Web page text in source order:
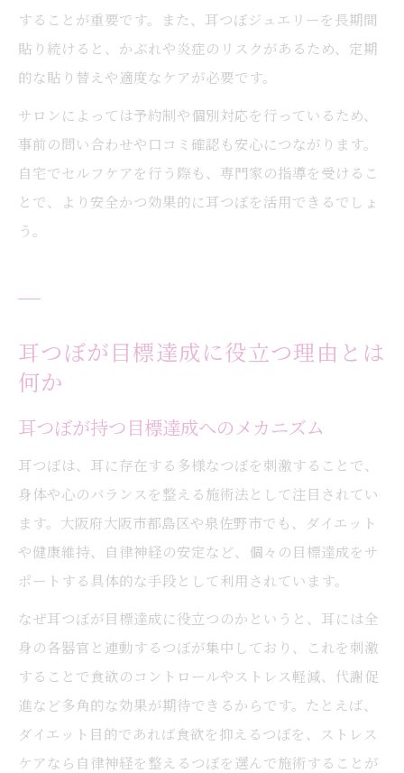
することが重要です。また、耳つぼジュエリーを長期間
貼り続けると、かぶれや炎症のリスクがあるため、定期
的な貼り替えや適度なケアが必要です。
サロンによっては予約制や個別対応を行っているため、
事前の問い合わせや口コミ確認も安心につながります。
自宅でセルフケアを行う際も、専門家の指導を受けるこ
とで、より安全かつ効果的に耳つぼを活用できるでしょ
う。
耳つぼが目標達成に役立つ理由とは
何か
耳つぼが持つ目標達成へのメカニズム
耳つぼは、耳に存在する多様なつぼを刺激することで、
身体や心のバランスを整える施術法として注目されてい
ます。大阪府大阪市都島区や泉佐野市でも、ダイエット
や健康維持、自律神経の安定など、個々の目標達成をサ
ポートする具体的な手段として利用されています。
なぜ耳つぼが目標達成に役立つのかというと、耳には全
身の各器官と連動するつぼが集中しており、これを刺激
することで食欲のコントロールやストレス軽減、代謝促
進など多角的な効果が期待できるからです。たとえば、
ダイエット目的であれば食欲を抑えるつぼを、ストレス
ケアなら自律神経を整えるつぼを選んで施術することが